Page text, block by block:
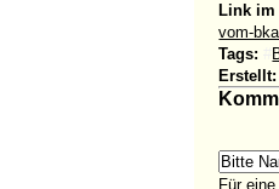
Link im
vom-
Tags:
Erstellt:
Für